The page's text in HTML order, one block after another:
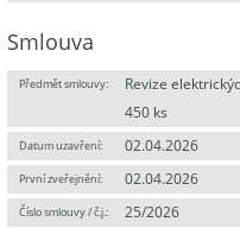
Smlouva
Předmět smlouvy:
Revize
450 ks
Datum uzavření: 02.04.2026
První zveřejnění: 02.04.2026
Číslo smlouvy / č.j.: 25/2026